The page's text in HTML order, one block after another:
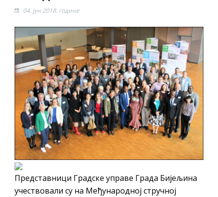
04. јун 2018. године
Представници Градске управе Града Бијељина
учествовали су на Међународној стручној